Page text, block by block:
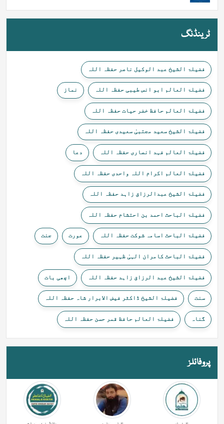
ٹرینڈنگ
فضیلۃ الشیخ عبد الوکیل ناصر حفظہ اللہ
فضیلۃ العالم ابو انس طیبی حفظہ اللہ نماز
فضیلۃ العالم حافظ خضر حیات حفظہ اللہ
فضیلۃ الشیخ سعید مجتبیٰ سعیدی حفظہ اللہ
فضیلۃ العالم فہد انصاری حفظہ اللہ دعا
فضیلۃ العالم اکرام اللہ واحدی حفظہ اللہ
فضیلۃ الشیخ عبدالرزاق زاہد حفظہ اللہ
فضیلۃ الباحث احمد بن احتشام حفظہ اللہ
فضیلۃ الباحث اسامہ شوکت حفظہ اللہ عورت جنت
فضیلۃ الباحث کامران الہیٰ ظہیر حفظہ اللہ
فضیلۃ الشیخ عبد الرزاق زاہد حفظہ اللہ اچھی بات
سنت فضیلۃ الشیخ ڈاکٹر فیض الابرار شاہ حفظہ اللہ
گناہ فضیلۃ العالم حافظ قمر حسن حفظہ اللہ
پروفائلز